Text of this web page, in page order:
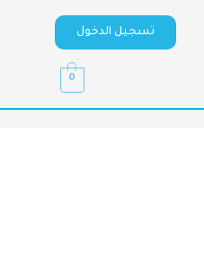
تسجيل الدخول
0